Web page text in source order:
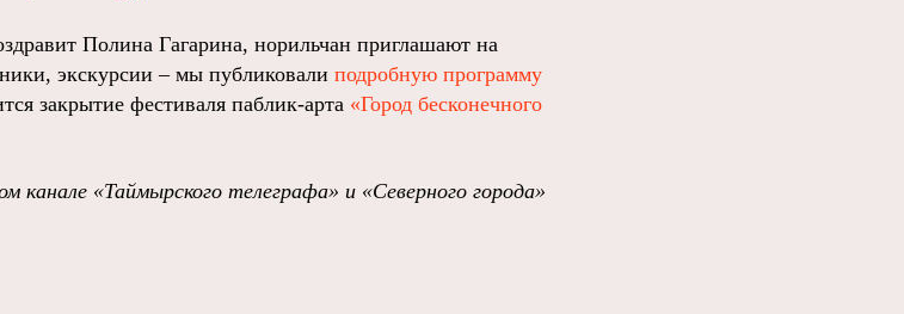
Полина Гагарина, норильчан приглашают на
экскурсии – мы публиковали подробную программу
закрытие фестиваля паблик-арта «Город бесконечного
«Таймырского телеграфа» и «Северного города»